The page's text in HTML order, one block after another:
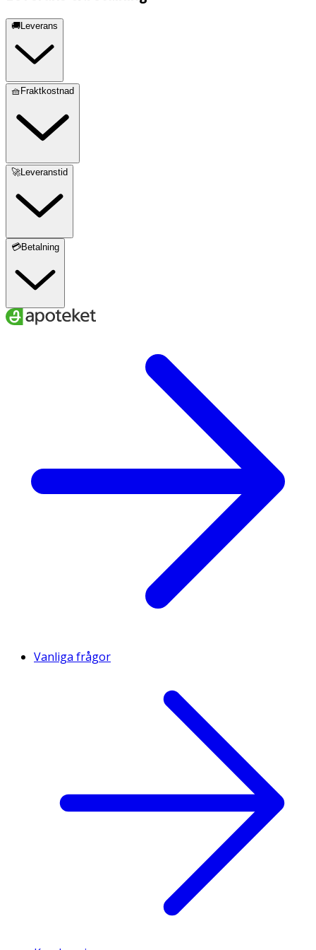
🚚Leverans
🧺Fraktkostnad
🚀Leveranstid
💳Betalning
Vanliga frågor